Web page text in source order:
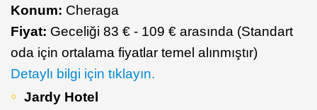
Konum: Cheraga
Fiyat: Geceliği 83 € - 109 € arasında (Standart
oda için ortalama fiyatlar temel alınmıştır)
Detaylı bilgi için tıklayın.
Jardy Hotel